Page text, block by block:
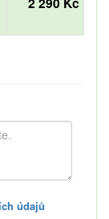
údajů